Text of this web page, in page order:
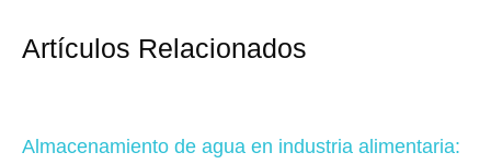
Artículos Relacionados
Almacenamiento de agua en industria alimentaria: